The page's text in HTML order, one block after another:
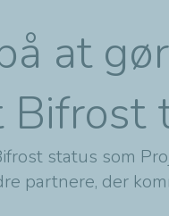
at
status som
partnere, der